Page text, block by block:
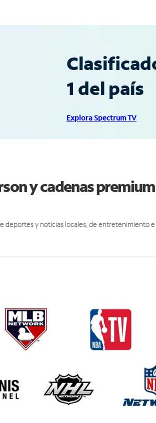
1 del país
Explora Spectrum TV
y cadenas premium
deportes y noticias locales, de entretenimiento e